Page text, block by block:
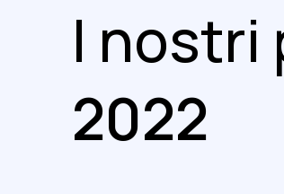
I nostri
2022